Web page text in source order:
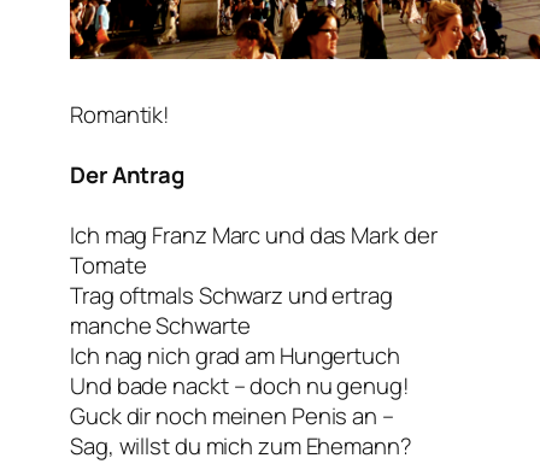
Romantik!
Der Antrag
Ich mag Franz Marc und das Mark der
Tomate
Trag oftmals Schwarz und ertrag
manche Schwarte
Ich nag nich grad am Hungertuch
Und bade nackt – doch nu genug!
Guck dir noch meinen Penis an –
Sag, willst du mich zum Ehemann?